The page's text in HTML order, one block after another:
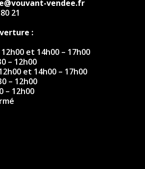
vendee.fr
21
:
et 14h00 – 17h00
– 12h00
et 14h00 – 17h00
– 12h00
– 12h00